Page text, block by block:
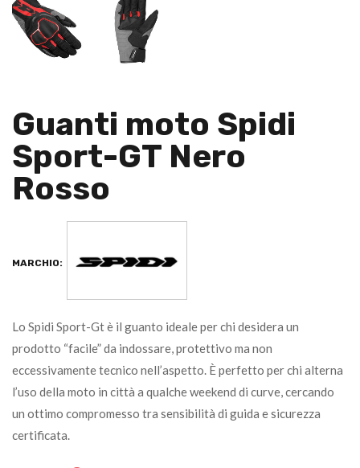
Guanti moto Spidi
Sport-GT Nero
Rosso
MARCHIO:
Lo Spidi Sport-Gt è il guanto ideale per chi desidera un
prodotto “facile” da indossare, protettivo ma non
eccessivamente tecnico nell’aspetto. È perfetto per chi alterna
l’uso della moto in città a qualche weekend di curve, cercando
un ottimo compromesso tra sensibilità di guida e sicurezza
certificata.